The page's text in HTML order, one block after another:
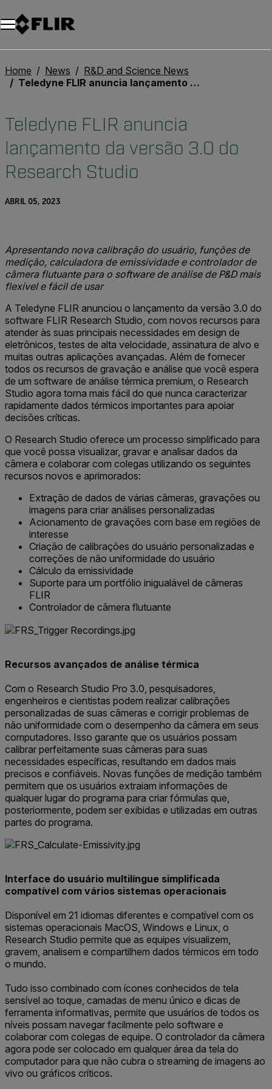
Home News
R&D and Science News
Teledyne FLIR anuncia lançamento da versão 3.0 do Research Studio
Teledyne FLIR anuncia
lançamento da versão 3.0 do
Research Studio
ABRIL 05, 2023
Apresentando nova calibração do usuário, funções de
medição, calculadora de emissividade e controlador de
câmera flutuante para o software de análise de P&D mais
flexível e fácil de usar
A Teledyne FLIR anunciou o lançamento da versão 3.0 do
software FLIR Research Studio, com novos recursos para
atender às suas principais necessidades em design de
eletrônicos, testes de alta velocidade, assinatura de alvo e
muitas outras aplicações avançadas. Além de fornecer
todos os recursos de gravação e análise que você espera
de um software de análise térmica premium, o Research
Studio agora torna mais fácil do que nunca caracterizar
rapidamente dados térmicos importantes para apoiar
decisões críticas.
O Research Studio oferece um processo simplificado para
que você possa visualizar, gravar e analisar dados da
câmera e colaborar com colegas utilizando os seguintes
recursos novos e aprimorados:
Extração de dados de várias câmeras, gravações ou
imagens para criar análises personalizadas
Acionamento de gravações com base em regiões de
interesse
Criação de calibrações do usuário personalizadas e
correções de não uniformidade do usuário
Cálculo da emissividade
Suporte para um portfólio inigualável de câmeras
FLIR
Controlador de câmera flutuante
Recursos avançados de análise térmica
Com o Research Studio Pro 3.0, pesquisadores,
engenheiros e cientistas podem realizar calibrações
personalizadas de suas câmeras e corrigir problemas de
não uniformidade com o desempenho da câmera em seus
computadores. Isso garante que os usuários possam
calibrar perfeitamente suas câmeras para suas
necessidades específicas, resultando em dados mais
precisos e confiáveis. Novas funções de medição também
permitem que os usuários extraiam informações de
qualquer lugar do programa para criar fórmulas que,
posteriormente, podem ser exibidas e utilizadas em outras
partes do programa.
Interface do usuário multilíngue simplificada
compatível com vários sistemas operacionais
Disponível em 21 idiomas diferentes e compatível com os
sistemas operacionais MacOS, Windows e Linux, o
Research Studio permite que as equipes visualizem,
gravem, analisem e compartilhem dados térmicos em todo
o mundo.
Tudo isso combinado com ícones conhecidos de tela
sensível ao toque, camadas de menu único e dicas de
ferramenta informativas, permite que usuários de todos os
níveis possam navegar facilmente pelo software e
colaborar com colegas de equipe. O controlador da câmera
agora pode ser colocado em qualquer área da tela do
computador para que não cubra o streaming de imagens ao
vivo ou gráficos críticos.